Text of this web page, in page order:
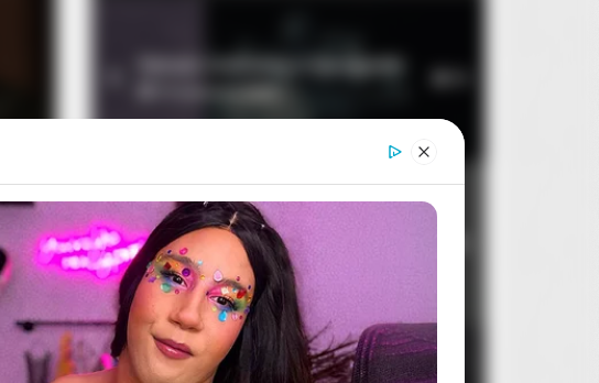
Rękopis znaleziony w Saragossie
2
Dom dobry
14 sierpnia 2026